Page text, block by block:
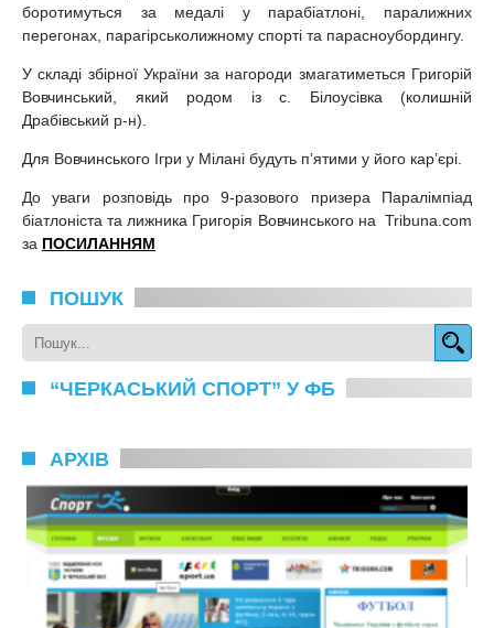
боротимуться за медалі у парабіатлоні, паралижних
перегонах, парагірськолижному спорті та парасноубордингу.
У складі збірної України за нагороди змагатиметься Григорій
Вовчинський, який родом із с. Білоусівка (колишній
Драбівський р-н).
Для Вовчинського Ігри у Мілані будуть п’ятими у його кар’єрі.
До уваги розповідь про 9-разового призера Паралімпіад
біатлоніста та лижника Григорія Вовчинського на Tribuna.com
за ПОСИЛАННЯМ
ПОШУК
“ЧЕРКАСЬКИЙ СПОРТ” У ФБ
АРХІВ